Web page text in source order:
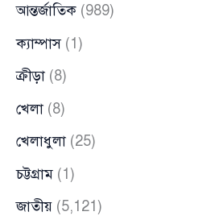
আন্তর্জাতিক (989)
ক্যাম্পাস(1)
ক্রীড়া (8)
খেলা (8)
খেলাধুলা (25)
চট্টগ্রাম (1)
জাতীয় (5,121)